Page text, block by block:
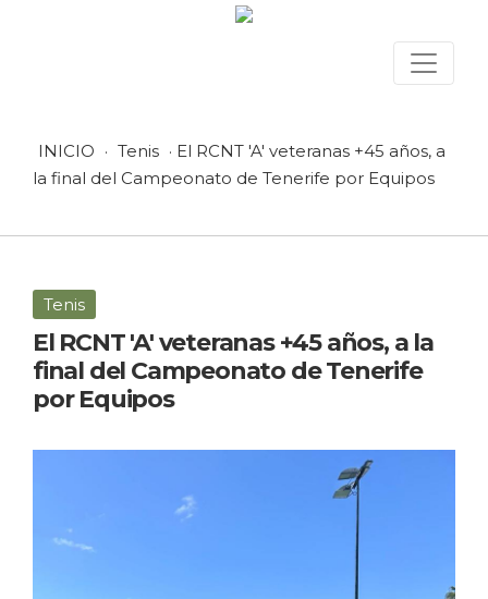
INICIO · Tenis · El RCNT 'A' veteranas +45 años, a
la final del Campeonato de Tenerife por Equipos
Tenis
El RCNT 'A' veteranas +45 años, a la
final del Campeonato de Tenerife
por Equipos